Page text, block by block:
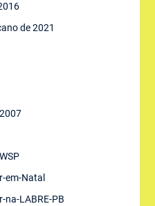
de 2021
em-Natal
na-LABRE-PB